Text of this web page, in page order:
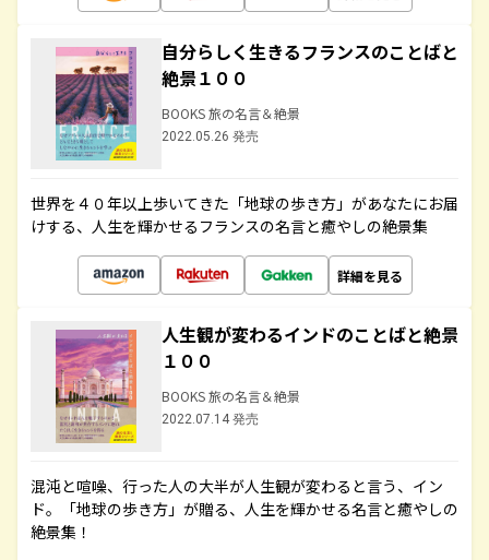
自分らしく生きるフランスのことばと
絶景１００
BOOKS 旅の名言＆絶景
2022.05.26 発売
世界を４０年以上歩いてきた「地球の歩き方」があなたにお届
けする、人生を輝かせるフランスの名言と癒やしの絶景集
詳細を見る
人生観が変わるインドのことばと絶景
１００
BOOKS 旅の名言＆絶景
2022.07.14 発売
混沌と喧噪、行った人の大半が人生観が変わると言う、イン
ド。「地球の歩き方」が贈る、人生を輝かせる名言と癒やしの
絶景集！